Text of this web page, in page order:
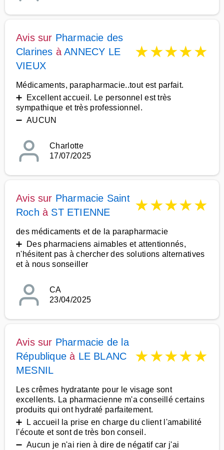
Avis sur Pharmacie des
Clarines àANNECY LE
VIEUX
★★★★★
Médicaments, parapharmacie..tout est parfait.
➕ Excellent accueil. Le personnel est très
sympathique et très professionnel.
➖ AUCUN
Charlotte
17/07/2025
Avis sur Pharmacie Saint
Roch à ST ETIENNE ★★★★★
des médicaments et de la parapharmacie
➕ Des pharmaciens aimables et attentionnés,
n'hésitent pas à chercher des solutions alternatives
et à nous sonseiller
CA
23/04/2025
Avis sur Pharmacie de la
République à LE BLANC
MESNIL
★★★★★
Les crêmes hydratante pour le visage sont
excellents. La pharmacienne m'a conseillé certains
produits qui ont hydraté parfaitement.
➕ L accueil la prise en charge du client l'amabilité
l'écoute et sont de très bon conseil.
➖ Aucun je n'ai rien à dire de négatif car j'ai